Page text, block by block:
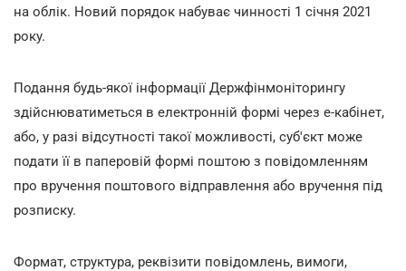
на облік. Новий порядок набуває чинності 1 січня 2021
року.
Подання будь-якої інформації Держфінмоніторингу
здійснюватиметься в електронній формі через е-кабінет,
або, у разі відсутності такої можливості, суб'єкт може
подати її в паперовій формі поштою з повідомленням
про вручення поштового відправлення або вручення під
розписку.
Формат, структура, реквізити повідомлень, вимоги,